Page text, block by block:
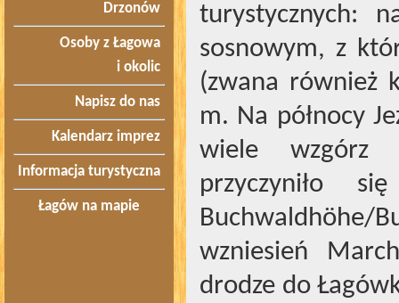
Drzonów
Osoby z Łagowa
i okolic
Napisz do nas
Kalendarz imprez
Informacja turystyczna
Łagów na mapie
turystycznych:
sosnowym, z
(zwana również
m. Na północy
wiele wzgórz
przyczyniło
Buchwaldhöhe/
wzniesień
drodze do